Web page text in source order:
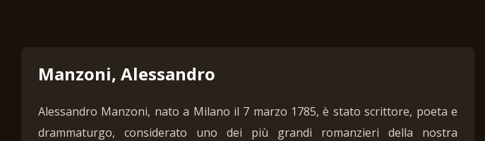
Manzoni, Alessandro
Alessandro Manzoni, nato a Milano il 7 marzo 1785, è stato scrittore, poeta e
drammaturgo, considerato uno dei più grandi romanzieri della nostra